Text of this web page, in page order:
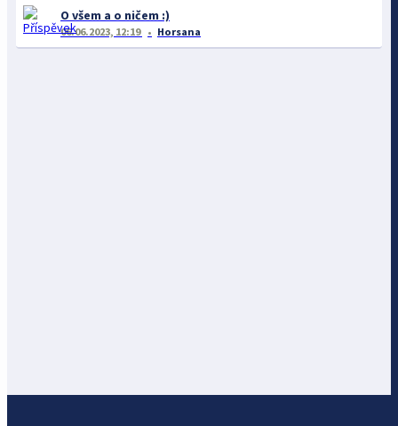
O všem a o ničem :)
06.06.2023, 12:19 Horsana